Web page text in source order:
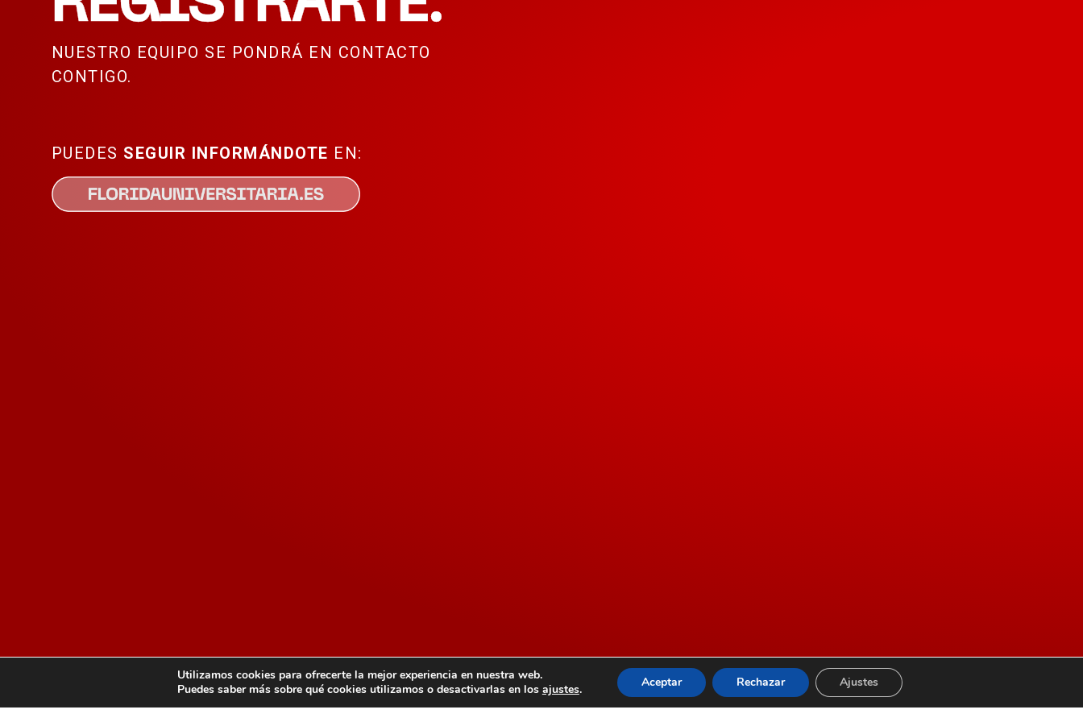
NUESTRO EQUIPO SE PONDRÁ EN CONTACTO
CONTIGO.
PUEDES SEGUIR INFORMÁNDOTE EN:
Utilizamos cookies para ofrecerte la mejor experiencia en nuestra web.
Puedes saber más sobre qué cookies utilizamos o desactivarlas en los ajustes. Aceptar Rechazar Ajustes